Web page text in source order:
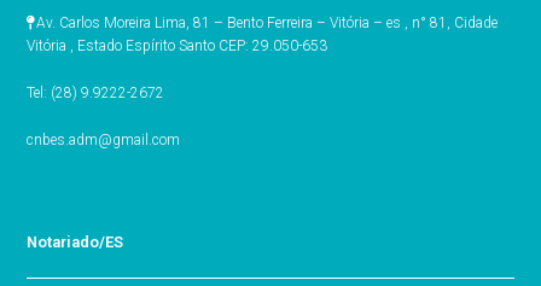
Av. Carlos Moreira Lima, 81 – Bento Ferreira – Vitória – es , n° 81, Cidade
Vitória , Estado Espírito Santo CEP: 29.050-653
Tel: (28) 9.9222-2672
cnbes.adm@gmail.com
Notariado/ES